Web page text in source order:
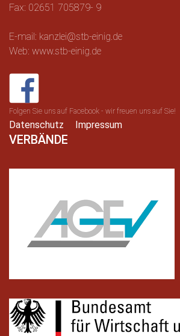
Fax: 02651 705879- 9
E-mail: kanzlei@stb-einig.de
Web: www.stb-einig.de
Folgen Sie uns auf Facebook - wir freuen uns auf Sie!
Datenschutz Impressum
VERBÄNDE